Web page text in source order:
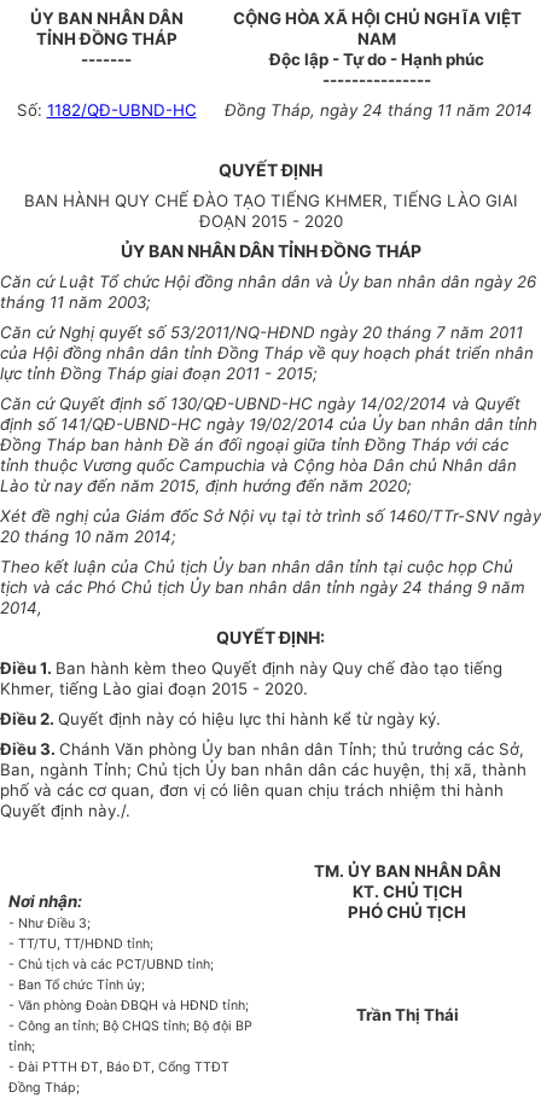
ỦY BAN NHÂN DÂN
TỈNH ĐỒNG THÁP
-------
CỘNG HÒA XÃ HỘI CHỦ NGHĨA VIỆT
NAM
Độc lập - Tự do - Hạnh phúc
---------------
Số: 1182/QĐ-UBND-HC Đồng Tháp, ngày 24 tháng 11 năm 2014
QUYẾT ĐỊNH
BAN HÀNH QUY CHẾ ĐÀO TẠO TIẾNG KHMER, TIẾNG LÀO GIAI
ĐOẠN 2015 - 2020
ỦY BAN NHÂN DÂN TỈNH ĐỒNG THÁP
Căn cứ Luật Tổ chức Hội đồng nhân dân và Ủy ban nhân dân ngày 26
tháng 11 năm 2003;
Căn cứ Nghị quyết số 53/2011/NQ-HĐND ngày 20 tháng 7 năm 2011
của Hội đồng nhân dân tỉnh Đồng Tháp về quy hoạch phát triển nhân
lực tỉnh Đồng Tháp giai đoạn 2011 - 2015;
Căn cứ Quyết định số 130/QĐ-UBND-HC ngày 14/02/2014 và Quyết
định số 141/QĐ-UBND-HC ngày 19/02/2014 của Ủy ban nhân dân tỉnh
Đồng Tháp ban hành Đề án đối ngoại giữa tỉnh Đồng Tháp với các
tỉnh thuộc Vương quốc Campuchia và Cộng hòa Dân chủ Nhân dân
Lào từ nay đến năm 2015, định hướng đến năm 2020;
Xét đề nghị của Giám đốc Sở Nội vụ tại tờ trình số 1460/TTr-SNV ngày
20 tháng 10 năm 2014;
Theo kết luận của Chủ tịch Ủy ban nhân dân tỉnh tại cuộc họp Chủ
tịch và các Phó Chủ tịch Ủy ban nhân dân tỉnh ngày 24 tháng 9 năm
2014,
QUYẾT ĐỊNH:
Điều 1. Ban hành kèm theo Quyết định này Quy chế đào tạo tiếng
Khmer, tiếng Lào giai đoạn 2015 - 2020.
Điều 2. Quyết định này có hiệu lực thi hành kể từ ngày ký.
Điều 3. Chánh Văn phòng Ủy ban nhân dân Tỉnh; thủ trưởng các Sở,
Ban, ngành Tỉnh; Chủ tịch Ủy ban nhân dân các huyện, thị xã, thành
phố và các cơ quan, đơn vị có liên quan chịu trách nhiệm thi hành
Quyết định này./.
Nơi nhận:
- Như Điều 3;
- TT/TU, TT/HĐND tỉnh;
- Chủ tịch và các PCT/UBND tỉnh;
- Ban Tổ chức Tỉnh ủy;
- Văn phòng Đoàn ĐBQH và HĐND tỉnh;
- Công an tỉnh; Bộ CHQS tỉnh; Bộ đội BP
tỉnh;
- Đài PTTH ĐT, Báo ĐT, Cổng TTĐT
Đồng Tháp;
TM. ỦY BAN NHÂN DÂN
KT. CHỦ TỊCH
PHÓ CHỦ TỊCH
Trần Thị Thái